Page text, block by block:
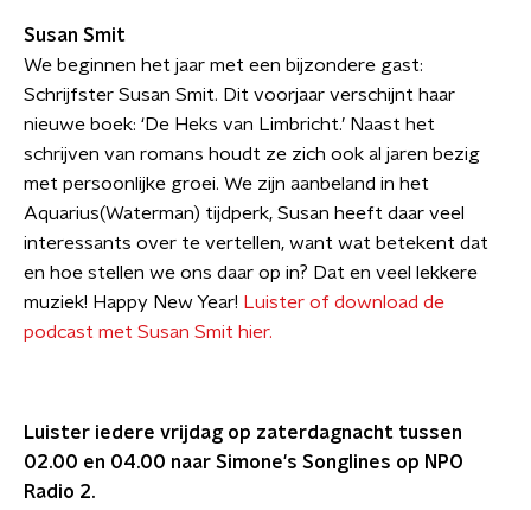
Susan Smit
We beginnen het jaar met een bijzondere gast:
Schrijfster Susan Smit. Dit voorjaar verschijnt haar
nieuwe boek: ‘De Heks van Limbricht.’ Naast het
schrijven van romans houdt ze zich ook al jaren bezig
met persoonlijke groei. We zijn aanbeland in het
Aquarius(Waterman) tijdperk, Susan heeft daar veel
interessants over te vertellen, want wat betekent dat
en hoe stellen we ons daar op in? Dat en veel lekkere
muziek! Happy New Year! Luister of download de
podcast met Susan Smit hier.
Luister iedere vrijdag op zaterdagnacht tussen
02.00 en 04.00 naar Simone's Songlines op NPO
Radio 2.